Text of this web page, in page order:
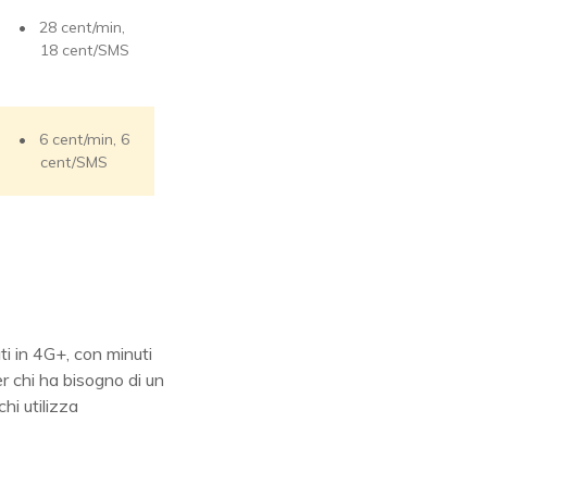
28 cent/min,
18 cent/SMS
6 cent/min, 6
cent/SMS
in 4G+, con minuti
chi ha bisogno di un
utilizza